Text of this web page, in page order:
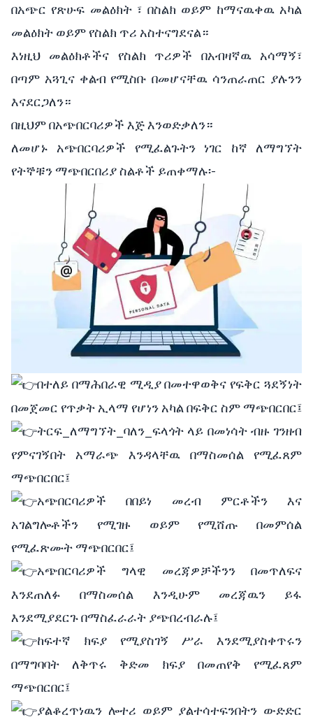
በአጭር የጽሁፍ መልዕክት ፣ በስልክ ወይም ከማናዉቀዉ አካል
መልዕክት ወይም የስልክ ጥሪ አስተናግደናል።
እነዚህ መልዕክቶችና የስልክ ጥሪዎች በአብዛኛዉ አሳማኝ፣
በጣም አጓጊና ቀልብ የሚስቡ በመሆናቸዉ ሳንጠራጠር ያሉንን
እናደርጋለን።
በዚህም በአጭበርባሪዎች እጅ እንወድቃለን።
ለመሆኑ አጭበርባሪዎች የሚፈልጉትን ነገር ከኛ ለማግኘት
የትኞቹን ማጭበርበሪያ ስልቶች ይጠቀማሉ፡-
በተለይ በማሕበራዊ ሚዲያ በመተዋወቅና የፍቅር ጓደኝነት
በመጀመር የጥቃት ኢላማ የሆነን አካል በፍቅር ስም ማጭበርበር፤
ትርፍ_ለማግኘት_ባለን_ፍላጎት ላይ በመነሳት ብዙ ገንዘብ
የምናገኝበት አማራጭ እንዳላቸዉ በማስመሰል የሚፈጸም
ማጭበርበር፤
አጭበርባሪዎች በበይነ መረብ ምርቶችን እና
አገልግሎቶችን የሚገዙ ወይም የሚሸጡ በመምሰል
የሚፈጽሙት ማጭበርበር፤
አጭበርባሪዎች ግላዊ መረጃዎቻችንን በመጥለፍና
እንደጠለፉ በማስመሰል እንዲሁም መረጃዉን ይፋ
እንደሚያደርጉ በማስፈራራት ያጭበረብራሉ፤
ከፍተኛ ክፍያ የሚያስገኝ ሥራ እንደሚያስቀጥሩን
በማግባባት ለቅጥሩ ቅድመ ክፍያ በመጠየቅ የሚፈጸም
ማጭበርበር፤
ያልቆረጥነዉን ሎተሪ ወይም ያልተሳተፍንበትን ውድድር